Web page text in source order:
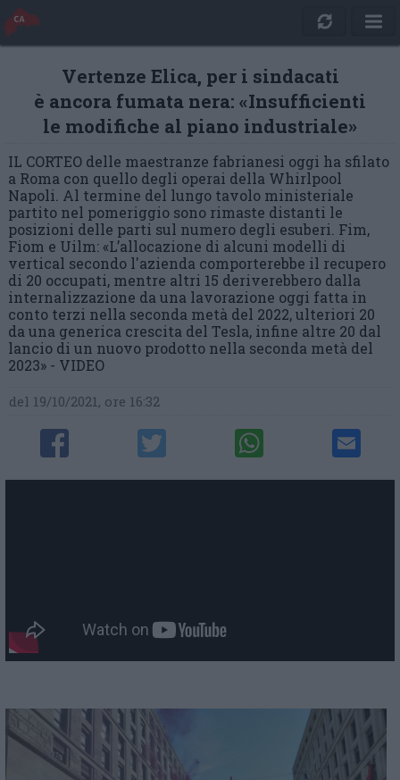
Vertenze Elica, per i sindacati
è ancora fumata nera: «Insufficienti
le modifiche al piano industriale»
IL CORTEO delle maestranze fabrianesi oggi ha sfilato
a Roma con quello degli operai della Whirlpool
Napoli. Al termine del lungo tavolo ministeriale
partito nel pomeriggio sono rimaste distanti le
posizioni delle parti sul numero degli esuberi. Fim,
Fiom e Uilm: «L’allocazione di alcuni modelli di
vertical secondo l'azienda comporterebbe il recupero
di 20 occupati, mentre altri 15 deriverebbero dalla
internalizzazione da una lavorazione oggi fatta in
conto terzi nella seconda metà del 2022, ulteriori 20
da una generica crescita del Tesla, infine altre 20 dal
lancio di un nuovo prodotto nella seconda metà del
2023» - VIDEO
del 19/10/2021, ore 16:32